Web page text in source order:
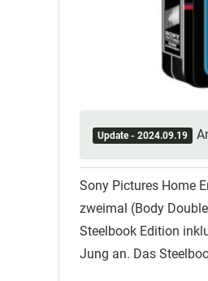
Update - 2024.09.19
Sony Pictures Home
zweimal (Body
Steelbook Edition
Jung an. Das